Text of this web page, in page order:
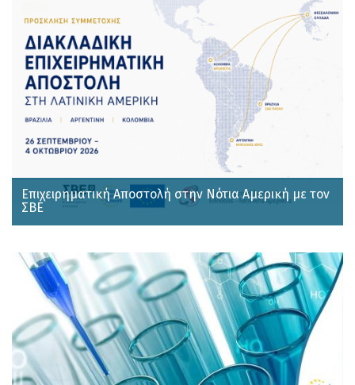
Επιχειρηματική Αποστολή στην Νότια Αμερική με τον
ΣΒΕ